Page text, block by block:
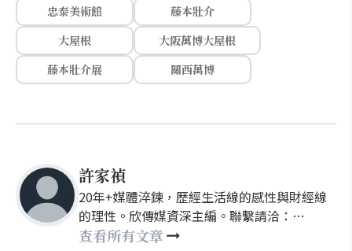
忠泰美術館
藤本壯介
大屋根
大阪萬博大屋根
藤本壯介展
關西萬博
許家禎
20年+媒體淬鍊，歷經生活線的感性與財經線
的理性。欣傳媒資深主編。聯繫請洽：
nellyhsu@xinmedia.com
查看所有文章